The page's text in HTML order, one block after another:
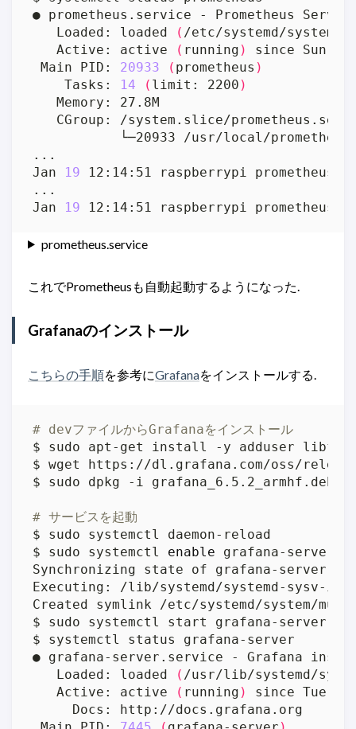
   Loaded: loaded
( /etc/systemd/system/
   Active: active
( running )
since Sun
Main PID: 20933 ( prometheus )
    Tasks:
14 ( limit: 2200 )
└─20933 /usr/local/
Jan 19 12:14:51 raspberrypi prometheus
Jan 19 12:14:51 raspberrypi prometheus
prometheus.service
これでPrometheusも自動起動するようになった.
Grafanaのインストール
こちらの手順を参考にGrafanaをインストールする.
# devファイルからGrafanaをインストール
# サービスを起動
$ sudo systemctl enable
Executing: /lib/systemd/systemd-sysv-
   Loaded: loaded
( /usr/lib/systemd/
   Active: active
( running )
since Tue